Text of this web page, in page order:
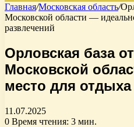
Главная/Московская область/
Московской области —
развлечений
Орловская база
Московской
место для
11.07.2025
0 Время чтения: 3 мин.